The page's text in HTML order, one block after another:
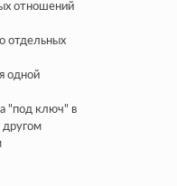
отношений
отдельных
одной
"под ключ" в
другом